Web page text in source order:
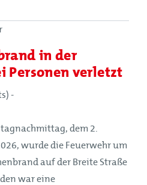
in der
Personen verletzt
-
dem 2.
wurde die Feuerwehr um
auf der Breite Straße
war eine